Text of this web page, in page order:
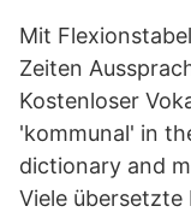
Mit
Zeiten
Kostenloser
'kommunal' in
dictionary and
Viele übersetzte